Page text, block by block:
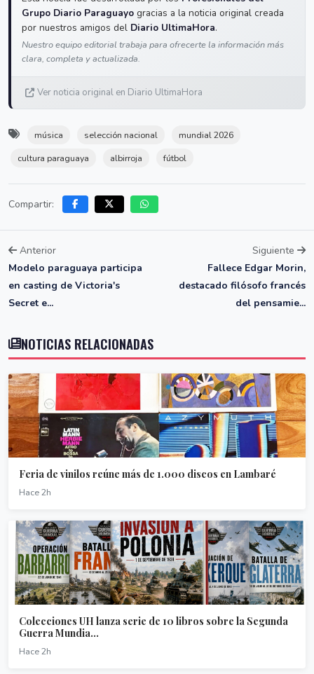
Grupo Diario Paraguayo gracias a la noticia original creada
por nuestros amigos del Diario UltimaHora.
Nuestro equipo editorial trabaja para ofrecerte la información más
clara, completa y actualizada.
Ver noticia original en Diario UltimaHora
música selección nacional
mundial 2026
cultura paraguaya
albirroja fútbol
Compartir:
Anterior
Modelo paraguaya participa
en casting de Victoria's
Secret e...
Siguiente
Fallece Edgar Morin,
destacado filósofo francés
del pensamie...
NOTICIAS RELACIONADAS
Feria de vinilos reúne más de 1.000 discos en Lambaré
Hace 2h
Colecciones UH lanza serie de 10 libros sobre la Segunda
Guerra Mundia...
Hace 2h